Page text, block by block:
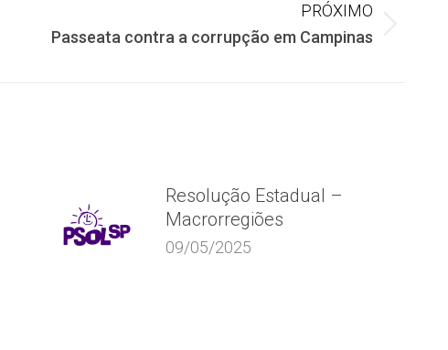
PRÓXIMO
Passeata contra a corrupção em Campinas
Resolução Estadual –
Macrorregiões
09/05/2025